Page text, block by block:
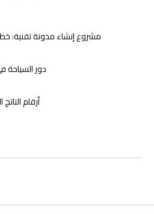
مشروع إنشاء مدونة تقنية:
دور
أرقام